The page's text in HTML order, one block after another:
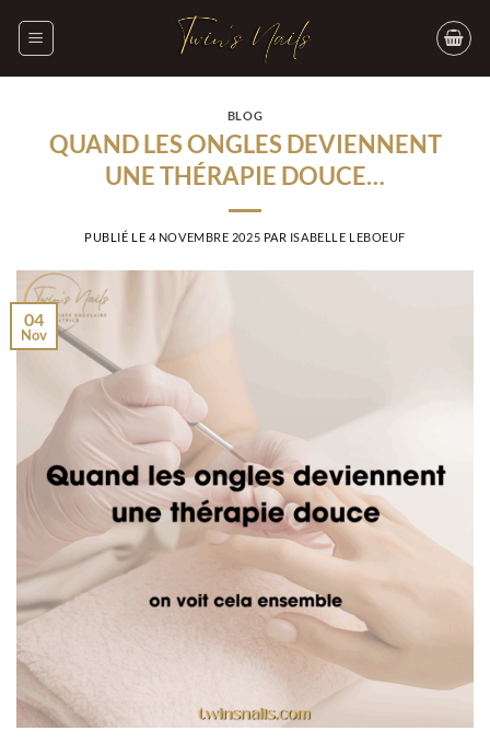
BLOG
QUAND LES ONGLES DEVIENNENT
UNE THÉRAPIE DOUCE…
PUBLIÉ LE 4 NOVEMBRE 2025 PAR ISABELLE LEBOEUF
04
Nov